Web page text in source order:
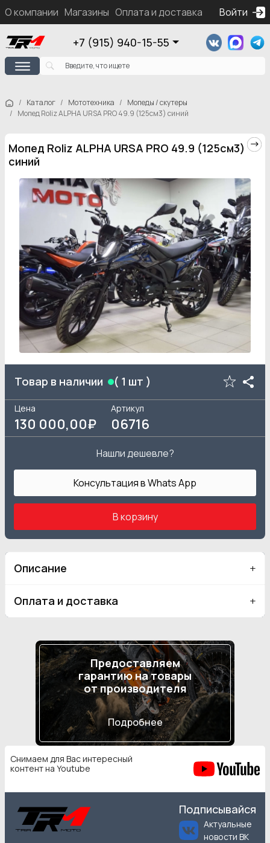
О компании Магазины Оплата и доставка Контакты
Войти
+7 (915) 940-15-55
Каталог Мототехника
Мопеды / скутеры
Мопед Roliz ALPHA URSA PRO 49.9 (125см3) синий
Мопед Roliz ALPHA URSA PRO 49.9 (125см3)
синий
Товар в наличии ( 1 шт )
Цена
130 000,00₽
Артикул
06716
Нашли дешевле?
Консультация в Whats App
В корзину
Описание
Оплата и доставка
Предоставляем
гарантию на товары
от производителя
Подробнее
Снимаем для Вас интересный
контент на Youtube
Подписывайся
Актуальные
новости ВК